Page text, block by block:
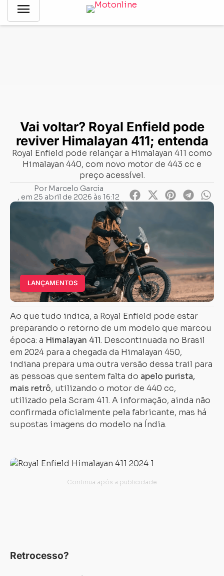
menu
Notícias Lançamentos-Vai voltar? Royal Enfield pode
Vai voltar? Royal Enfield pode
reviver Himalayan 411; entenda
Royal Enfield pode relançar a Himalayan 411 como
Himalayan 440, com novo motor de 443 cc e
preço acessível.
PorMarcelo Garcia
, em 25 abril de 2026 às 16:12
LANÇAMENTOS
Ao que tudo indica, a Royal Enfield pode estar
preparando o retorno de um modelo que marcou
época: a Himalayan 411. Descontinuada no Brasil
em 2024 para a chegada da Himalayan 450,
indiana prepara uma outra versão dessa trail para
as pessoas que sentem falta do apelo purista,
mais retrô, utilizando o motor de 440 cc,
utilizado pela Scram 411. A informação, ainda não
confirmada oficialmente pela fabricante, mas há
supostas imagens do modelo na Índia.
Retrocesso?